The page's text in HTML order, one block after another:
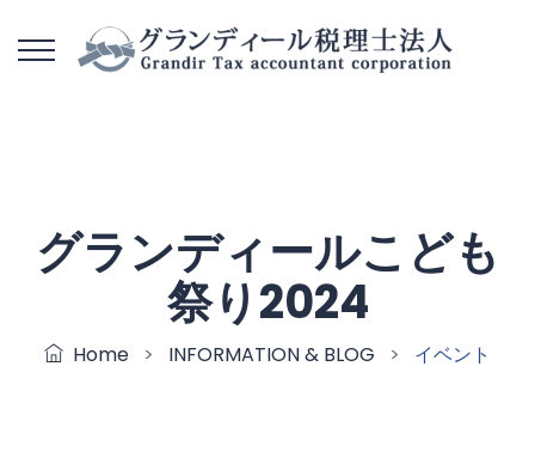
グランディールこども
祭り2024
Home > INFORMATION & BLOG > イベント